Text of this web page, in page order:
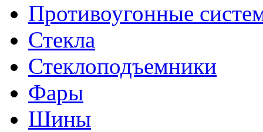
Противоугонные
Стекла
Стеклоподъемники
Фары
Шины